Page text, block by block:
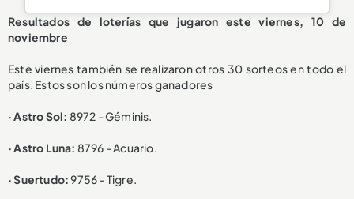
Resultados de loterías que jugaron este viernes, 10 de
noviembre
Este viernes también se realizaron otros 30 sorteos en todo el
país. Estos son los números ganadores
· Astro Sol: 8972 - Géminis.
· Astro Luna: 8796 - Acuario.
· Suertudo:9756 - Tigre.